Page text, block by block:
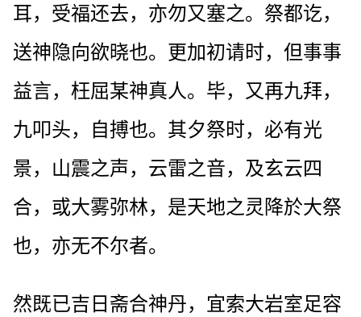
耳，受福还去，亦勿又塞之。祭都讫，
送神隐向欲晓也。更加初请时，但事事
益言，枉屈某神真人。毕，又再九拜，
九叩头，自搏也。其夕祭时，必有光
景，山震之声，云雷之音，及玄云四
合，或大雾弥林，是天地之灵降於大祭
也，亦无不尔者。
然既已吉日斋合神丹，宜索大岩室足容